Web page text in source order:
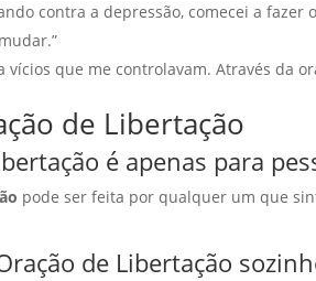
contra a depressão, comecei a
vícios que me controlavam. Através da
de Libertação
é apenas para
pode ser feita por qualquer um que
de Libertação